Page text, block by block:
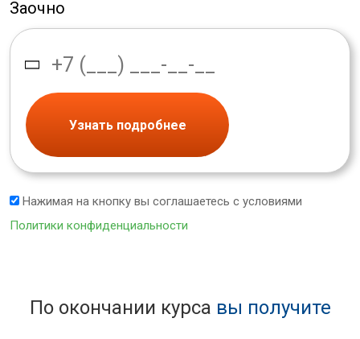
Заочно
Узнать подробнее
Нажимая на кнопку вы соглашаетесь с условиями
Политики конфиденциальности
По окончании курса вы получите